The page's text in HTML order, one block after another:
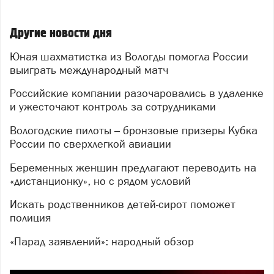
Другие новости дня
Юная шахматистка из Вологды помогла России
выиграть международный матч
Российские компании разочаровались в удаленке
и ужесточают контроль за сотрудниками
Вологодские пилоты – бронзовые призеры Кубка
России по сверхлегкой авиации
Беременных женщин предлагают переводить на
«дистанционку», но с рядом условий
Искать родственников детей-сирот поможет
полиция
«Парад заявлений»: народный обзор